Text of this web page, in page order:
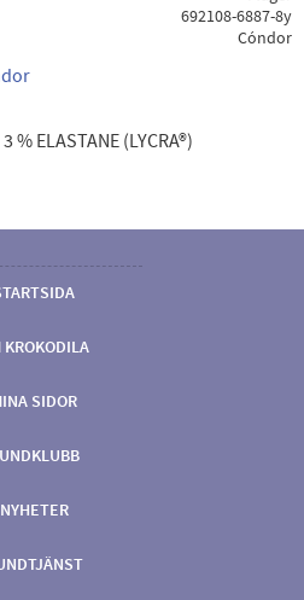
692108-6887-8y
Cóndor
% ELASTANE (LYCRA®)
KROKODILA
SIDOR
NYHETER